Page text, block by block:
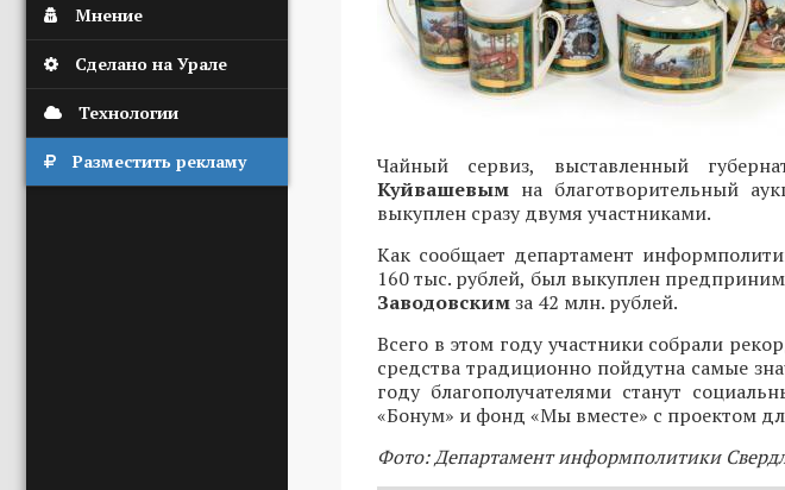
Мнение
Сделано на Урале
Технологии
Разместить рекламу Чайный сервиз, выставленный
Куйвашевым на благотворительный
выкуплен сразу двумя участниками.
Как сообщает департамент
160 тыс. рублей, был выкуплен
Заводовскимза 42 млн. рублей.
Всего в этом году участники собрали
средства традиционно пойдутна самые
году благополучателями станут
«Бонум» и фонд «Мы вместе» с проектом
Фото: Департамент информполитики